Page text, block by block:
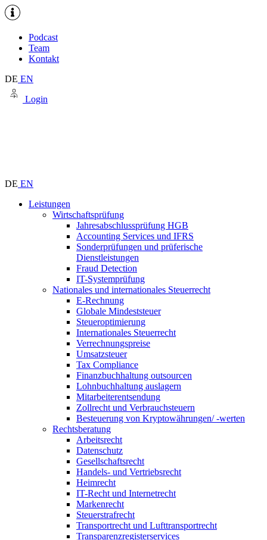
Podcast
Team
Kontakt
DE EN
Login
DE EN
Leistungen
Wirtschaftsprüfung
Jahresabschlussprüfung HGB
Accounting Services und IFRS
Sonderprüfungen und prüferische
Dienstleistungen
Fraud Detection
IT-Systemprüfung
Nationales und internationales Steuerrecht
E-Rechnung
Globale Mindeststeuer
Steueroptimierung
Internationales Steuerrecht
Verrechnungspreise
Umsatzsteuer
Tax Compliance
Finanzbuchhaltung outsourcen
Lohnbuchhaltung auslagern
Mitarbeiterentsendung
Zollrecht und Verbrauchsteuern
Besteuerung von Kryptowährungen/ -werten
Rechtsberatung
Arbeitsrecht
Datenschutz
Gesellschaftsrecht
Handels- und Vertriebsrecht
Heimrecht
IT-Recht und Internetrecht
Markenrecht
Steuerstrafrecht
Transportrecht und Lufttransportrecht
Transparenzregisterservices